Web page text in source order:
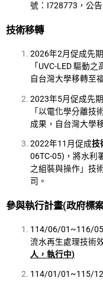
號：I728773，公
技術移轉
2026年2月促成先
「UVC-LED 驅動
自台灣大學移轉至
2023年5月促成先
「以電化學分離技
成果，自台灣大學
2022年11月促成技
06TC-05)，將水利
之組裝與操作」技
司。
參與執行計畫(政府標
114/06/01~116/
流水再生處理技術
人，執行中)
114/01/01~115/